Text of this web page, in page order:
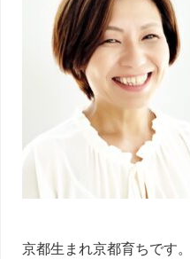
京都生まれ京都育ちです。